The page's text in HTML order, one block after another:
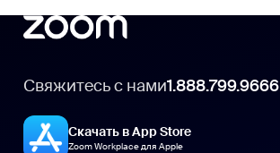
Свяжитесь с нами1.888.799.9666
Скачать в App Store
Zoom Workplace для Apple